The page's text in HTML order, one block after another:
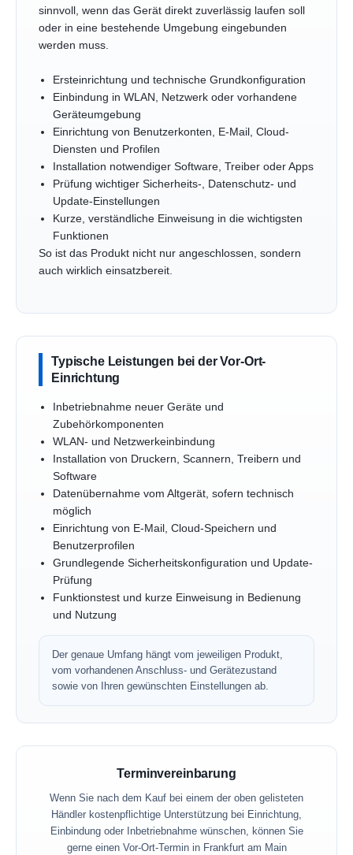
sinnvoll, wenn das Gerät direkt zuverlässig laufen soll
oder in eine bestehende Umgebung eingebunden
werden muss.
Ersteinrichtung und technische Grundkonfiguration
Einbindung in WLAN, Netzwerk oder vorhandene
Geräteumgebung
Einrichtung von Benutzerkonten, E-Mail, Cloud-
Diensten und Profilen
Installation notwendiger Software, Treiber oder Apps
Prüfung wichtiger Sicherheits-, Datenschutz- und
Update-Einstellungen
Kurze, verständliche Einweisung in die wichtigsten
Funktionen
So ist das Produkt nicht nur angeschlossen, sondern
auch wirklich einsatzbereit.
Typische Leistungen bei der Vor-Ort-
Einrichtung
Inbetriebnahme neuer Geräte und
Zubehörkomponenten
WLAN- und Netzwerkeinbindung
Installation von Druckern, Scannern, Treibern und
Software
Datenübernahme vom Altgerät, sofern technisch
möglich
Einrichtung von E-Mail, Cloud-Speichern und
Benutzerprofilen
Grundlegende Sicherheitskonfiguration und Update-
Prüfung
Funktionstest und kurze Einweisung in Bedienung
und Nutzung
Der genaue Umfang hängt vom jeweiligen Produkt,
vom vorhandenen Anschluss- und Gerätezustand
sowie von Ihren gewünschten Einstellungen ab.
Terminvereinbarung
Wenn Sie nach dem Kauf bei einem der oben gelisteten
Händler kostenpflichtige Unterstützung bei Einrichtung,
Einbindung oder Inbetriebnahme wünschen, können Sie
gerne einen Vor-Ort-Termin in Frankfurt am Main